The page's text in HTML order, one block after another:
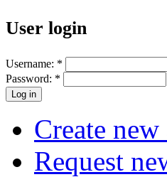
User login
Username: *
Password: *
Create
Request